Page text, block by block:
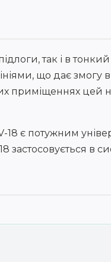
так і в
що дає змогу
приміщеннях цей
є потужним
в